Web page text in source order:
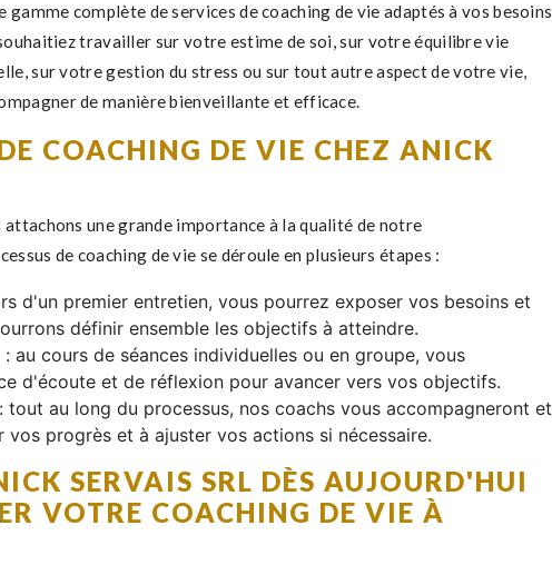
complète de services de coaching de vie adaptés à vos besoins
travailler sur votre estime de soi, sur votre équilibre vie
sur votre gestion du stress ou sur tout autre aspect de votre vie,
de manière bienveillante et efficace.
COACHING DE VIE CHEZ ANICK
attachons une grande importance à la qualité de notre
de coaching de vie se déroule en plusieurs étapes :
d'un premier entretien, vous pourrez exposer vos besoins et
définir ensemble les objectifs à atteindre.
au cours de séances individuelles ou en groupe, vous
d'écoute et de réflexion pour avancer vers vos objectifs.
tout au long du processus, nos coachs vous accompagneront et
vos progrès et à ajuster vos actions si nécessaire.
SERVAIS SRL DÈS AUJOURD'HUI
VOTRE COACHING DE VIE À